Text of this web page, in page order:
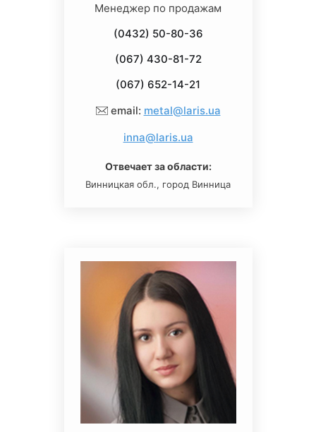
Менеджер по продажам
(0432) 50-80-36
(067) 430-81-72
(067) 652-14-21
email: metal@laris.ua
inna@laris.ua
Отвечает за области:
Винницкая обл., город Винница